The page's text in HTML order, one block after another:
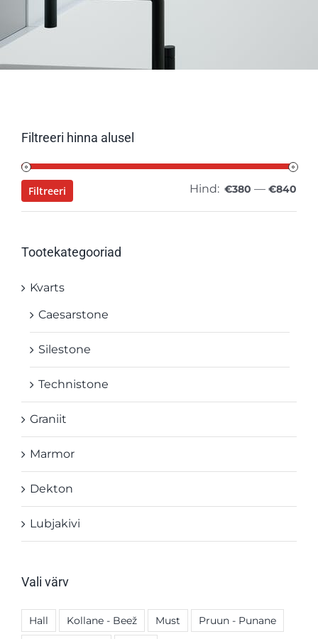
Filtreeri hinna alusel
Filtreeri Hind: €380 — €840
Tootekategooriad
Kvarts
Caesarstone
Silestone
Technistone
Graniit
Marmor
Dekton
Lubjakivi
Vali värv
Hall Kollane - Beež Must
Pruun - Punane